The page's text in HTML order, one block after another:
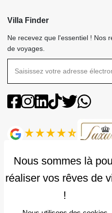
Villa Finder
Ne recevez que l'essentiel ! Nos
de voyages.